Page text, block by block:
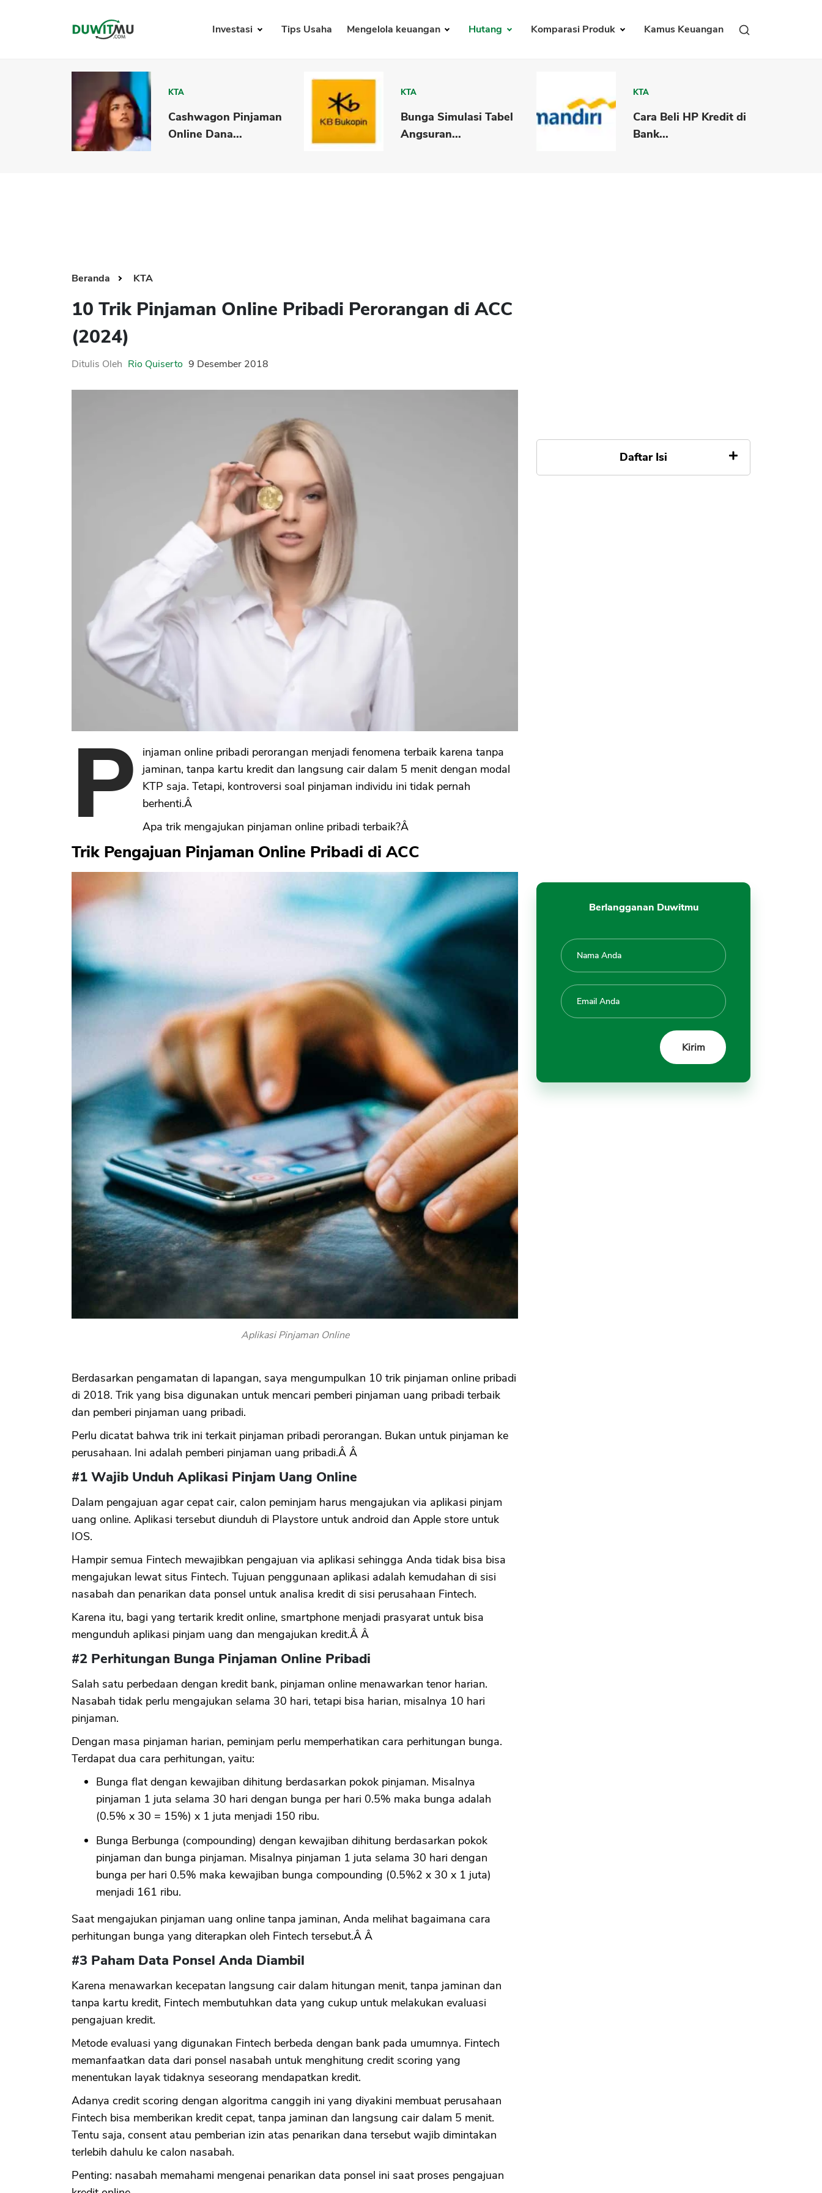
Investasi Tips Usaha Mengelola keuangan Hutang Komparasi Produk Kamus Keuangan
KTA
Cashwagon Pinjaman
Online Dana...
KTA
Bunga Simulasi Tabel
Angsuran...
KTA
Cara Beli HP Kredit di
Bank...
Beranda KTA
10 Trik Pinjaman Online Pribadi Perorangan di ACC
(2024)
Ditulis Oleh Rio Quiserto 9 Desember 2018
P
injaman online pribadi perorangan menjadi fenomena terbaik karena tanpa
jaminan, tanpa kartu kredit dan langsung cair dalam 5 menit dengan modal
KTP saja. Tetapi, kontroversi soal pinjaman individu ini tidak pernah
berhenti.Â
Apa trik mengajukan pinjaman online pribadi terbaik?Â
Trik Pengajuan Pinjaman Online Pribadi di ACC
Aplikasi Pinjaman Online
Berdasarkan pengamatan di lapangan, saya mengumpulkan 10 trik pinjaman online pribadi
di 2018. Trik yang bisa digunakan untuk mencari pemberi pinjaman uang pribadi terbaik
dan pemberi pinjaman uang pribadi.
Perlu dicatat bahwa trik ini terkait pinjaman pribadi perorangan. Bukan untuk pinjaman ke
perusahaan. Ini adalah pemberi pinjaman uang pribadi.Â Â
#1 Wajib Unduh Aplikasi Pinjam Uang Online
Dalam pengajuan agar cepat cair, calon peminjam harus mengajukan via aplikasi pinjam
uang online. Aplikasi tersebut diunduh di Playstore untuk android dan Apple store untuk
IOS.
Hampir semua Fintech mewajibkan pengajuan via aplikasi sehingga Anda tidak bisa bisa
mengajukan lewat situs Fintech. Tujuan penggunaan aplikasi adalah kemudahan di sisi
nasabah dan penarikan data ponsel untuk analisa kredit di sisi perusahaan Fintech.
Karena itu, bagi yang tertarik kredit online, smartphone menjadi prasyarat untuk bisa
mengunduh aplikasi pinjam uang dan mengajukan kredit.Â Â
#2 Perhitungan Bunga Pinjaman Online Pribadi
Salah satu perbedaan dengan kredit bank, pinjaman online menawarkan tenor harian.
Nasabah tidak perlu mengajukan selama 30 hari, tetapi bisa harian, misalnya 10 hari
pinjaman.
Dengan masa pinjaman harian, peminjam perlu memperhatikan cara perhitungan bunga.
Terdapat dua cara perhitungan, yaitu:
Bunga flat dengan kewajiban dihitung berdasarkan pokok pinjaman. Misalnya
pinjaman 1 juta selama 30 hari dengan bunga per hari 0.5% maka bunga adalah
(0.5% x 30 = 15%) x 1 juta menjadi 150 ribu.
Bunga Berbunga (compounding) dengan kewajiban dihitung berdasarkan pokok
pinjaman dan bunga pinjaman. Misalnya pinjaman 1 juta selama 30 hari dengan
bunga per hari 0.5% maka kewajiban bunga compounding (0.5%2 x 30 x 1 juta)
menjadi 161 ribu.
Saat mengajukan pinjaman uang online tanpa jaminan, Anda melihat bagaimana cara
perhitungan bunga yang diterapkan oleh Fintech tersebut.Â Â
#3 Paham Data Ponsel Anda Diambil
Karena menawarkan kecepatan langsung cair dalam hitungan menit, tanpa jaminan dan
tanpa kartu kredit, Fintech membutuhkan data yang cukup untuk melakukan evaluasi
pengajuan kredit.
Metode evaluasi yang digunakan Fintech berbeda dengan bank pada umumnya. Fintech
memanfaatkan data dari ponsel nasabah untuk menghitung credit scoring yang
menentukan layak tidaknya seseorang mendapatkan kredit.
Adanya credit scoring dengan algoritma canggih ini yang diyakini membuat perusahaan
Fintech bisa memberikan kredit cepat, tanpa jaminan dan langsung cair dalam 5 menit.
Tentu saja, consent atau pemberian izin atas penarikan dana tersebut wajib dimintakan
terlebih dahulu ke calon nasabah.
Penting: nasabah memahami mengenai penarikan data ponsel ini saat proses pengajuan
Daftar Isi
#2 TunaiKita
#4 Shopee PayLater
#6 Ada Modal
#8 KlikKami
#9 Finplus
Cara Menghapus Data Pribadi
Berlangganan Duwitmu
CANCEL